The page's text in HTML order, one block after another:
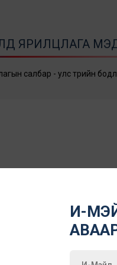
ЯРИЛЦЛАГА
салбар - улс төрийн
И-